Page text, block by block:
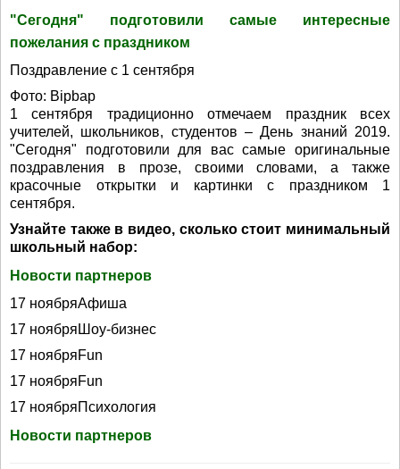
"Сегодня" подготовили самые интересные
пожелания с праздником
Поздравление с 1 сентября
Фото: Bipbap
1 сентября традиционно отмечаем праздник всех
учителей, школьников, студентов – День знаний 2019.
"Сегодня" подготовили для вас самые оригинальные
поздравления в прозе, своими словами, а также
красочные открытки и картинки с праздником 1
сентября.
Узнайте также в видео, сколько стоит минимальный
школьный набор:
Новости партнеров
17 ноябряАфиша
17 ноябряШоу-бизнес
17 ноябряFun
17 ноябряFun
17 ноябряПсихология
Новости партнеров